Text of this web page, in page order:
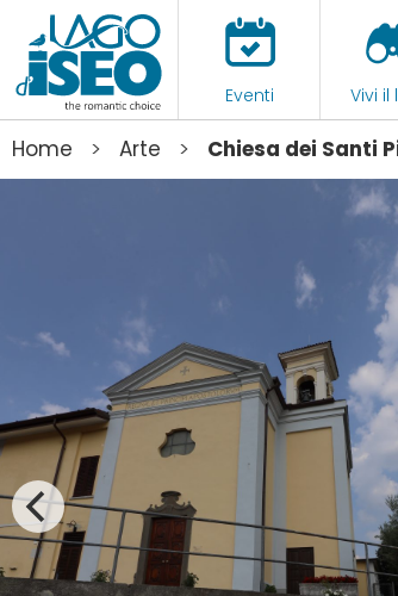
Eventi Vivi il
Home > Arte > Chiesa dei Santi